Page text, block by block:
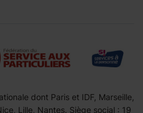
dont Paris et IDF, Marseille,
Lille, Nantes. Siège social : 19